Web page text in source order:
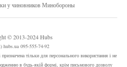
у чиновников Минобороны
© 2013-2024 Hubs
hubs.ua 095-555-74-92
тільки для персонального використання і не
в будь-якій формі, крім письмового дозволу